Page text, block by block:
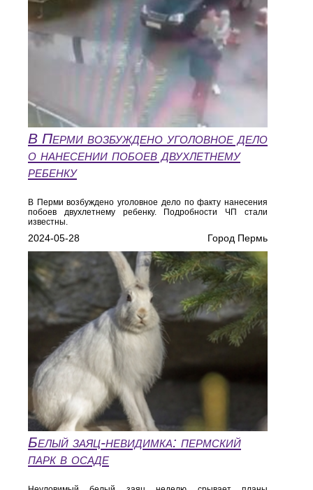
В Перми возбуждено уголовное дело
о нанесении побоев двухлетнему
ребенку
В Перми возбуждено уголовное дело по факту нанесения
побоев двухлетнему ребенку. Подробности ЧП стали
известны.
2024-05-28 Город Пермь
Белый заяц-невидимка: пермский
парк в осаде